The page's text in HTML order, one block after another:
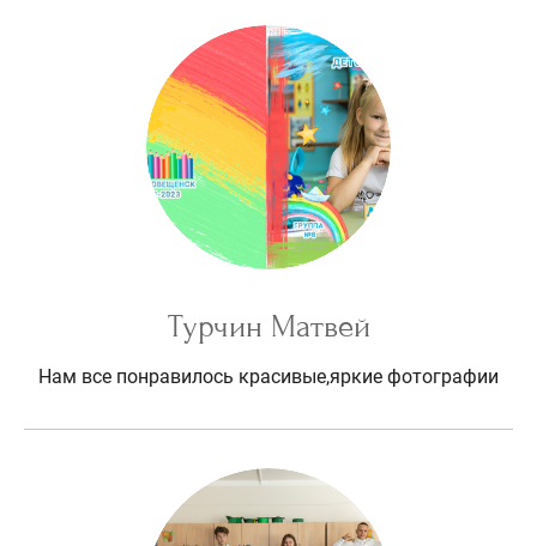
Турчин Матвей
Нам все понравилось красивые,яркие фотографии